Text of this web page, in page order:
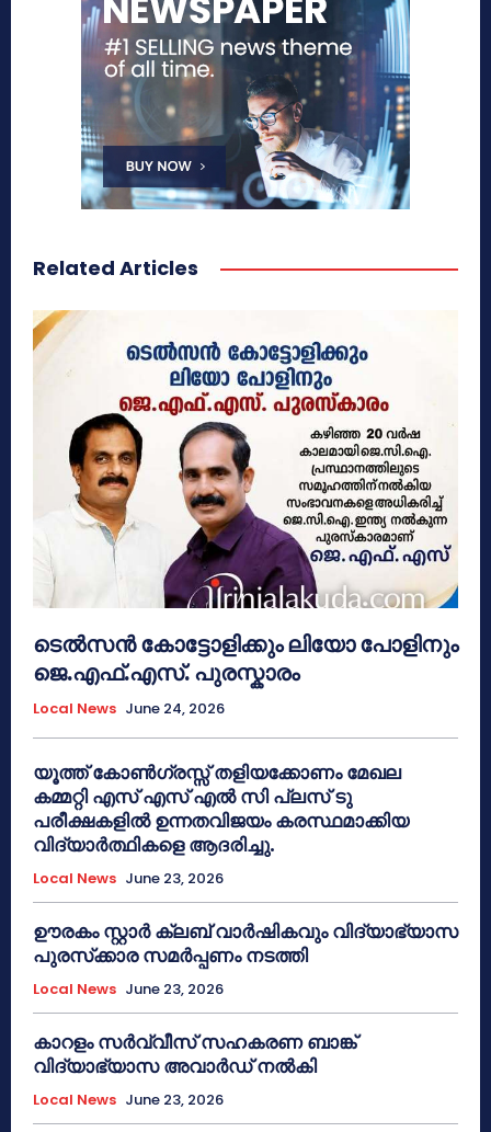
Related Articles
ടെൽസൻ കോട്ടോളിക്കും ലിയോ പോളിനും
ജെ.എഫ്.എസ്. പുരസ്കാരം
Local News June 24, 2026
യൂത്ത് കോൺഗ്രസ്സ് തളിയക്കോണം മേഖല
കമ്മറ്റി എസ് എസ് എൽ സി പ്ലസ് ടു
പരീക്ഷകളിൽ ഉന്നതവിജയം കരസ്ഥമാക്കിയ
വിദ്യാർത്ഥികളെ ആദരിച്ചു.
Local News June 23, 2026
ഊരകം സ്റ്റാർ ക്ലബ് വാർഷികവും വിദ്യാഭ്യാസ
പുരസ്‌ക്കാര സമർപ്പണം നടത്തി
Local News June 23, 2026
കാറളം സർവ്വീസ് സഹകരണ ബാങ്ക്
വിദ്യാഭ്യാസ അവാർഡ് നൽകി
Local News June 23, 2026